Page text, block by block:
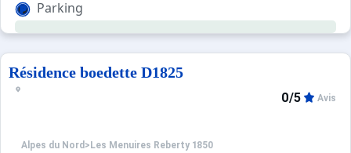
Parking
Résidence boedette D1825
Alpes du Nord > Les Menuires Reberty 1850
0/5 Avis